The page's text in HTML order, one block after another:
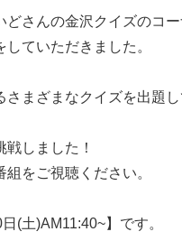
どさんの金沢クイズのコ
ていただきました。
さまざまなクイズを出題し
しました！
をご視聴ください。
(土)AM11:40~】です。